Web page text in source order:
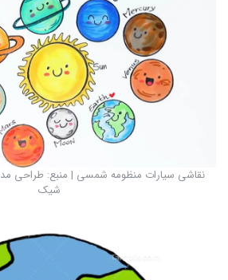
نقاشی سیارات منظومه شمسی | منبع: طراحی
شیک